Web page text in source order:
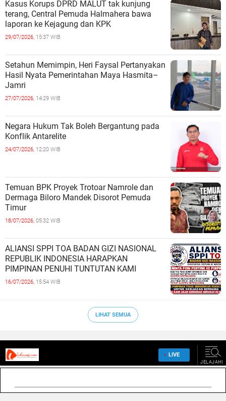
Kasus Korups DPRD MALUT tak kunjung
terang, Central Pemuda Halmahera bawa
laporan ke Kejagung dan KPK
29/07/2026, 15:37 WIB
Setahun Memimpin, Heri Faysal Pertanyakan
Hasil Nyata Pemerintahan Maya Hasmita–
Jamri
27/07/2026, 14:29 WIB
Negara Hukum Tak Boleh Bergantung pada
Konflik Antarelite
24/07/2026, 12:20 WIB
Temuan BPK Proyek Trotoar Namrole dan
Dermaga Biloro Mandek Disorot Pemuda
Timur
18/07/2026, 05:32 WIB
ALIANSI SPPI TOA BADAN GIZI NASIONAL
REPUBLIK INDONESIA HARAPKAN
PIMPINAN PENUHI TUNTUTAN KAMI
16/07/2026, 15:54 WIB
LIHAT SEMUA